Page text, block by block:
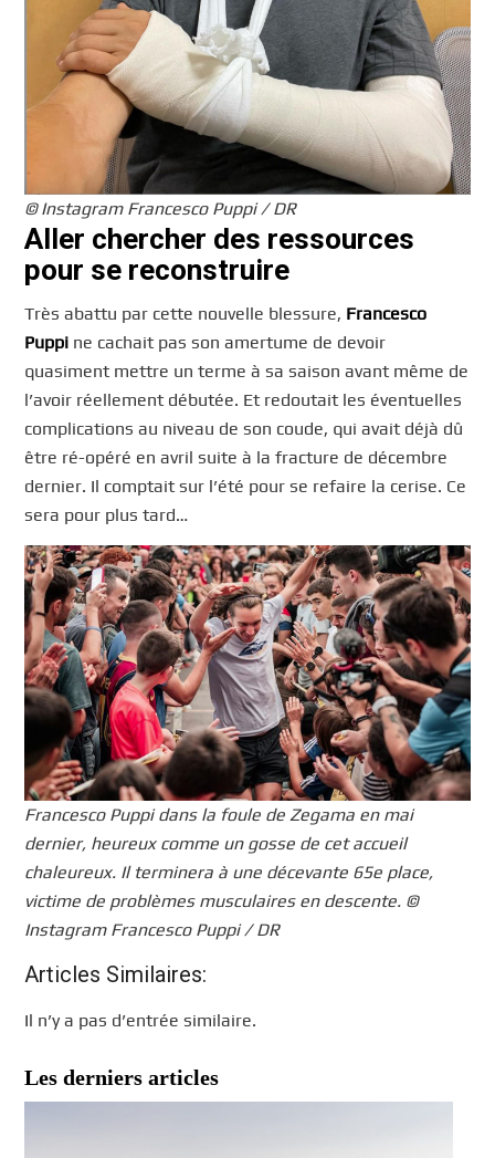
© Instagram Francesco Puppi / DR
Aller chercher des ressources
pour se reconstruire
Très abattu par cette nouvelle blessure, Francesco
Puppi ne cachait pas son amertume de devoir
quasiment mettre un terme à sa saison avant même de
l’avoir réellement débutée. Et redoutait les éventuelles
complications au niveau de son coude, qui avait déjà dû
être ré-opéré en avril suite à la fracture de décembre
dernier. Il comptait sur l’été pour se refaire la cerise. Ce
sera pour plus tard…
Francesco Puppi dans la foule de Zegama en mai
dernier, heureux comme un gosse de cet accueil
chaleureux. Il terminera à une décevante 65e place,
victime de problèmes musculaires en descente. ©
Instagram Francesco Puppi / DR
Articles Similaires:
Il n’y a pas d’entrée similaire.
Les derniers articles